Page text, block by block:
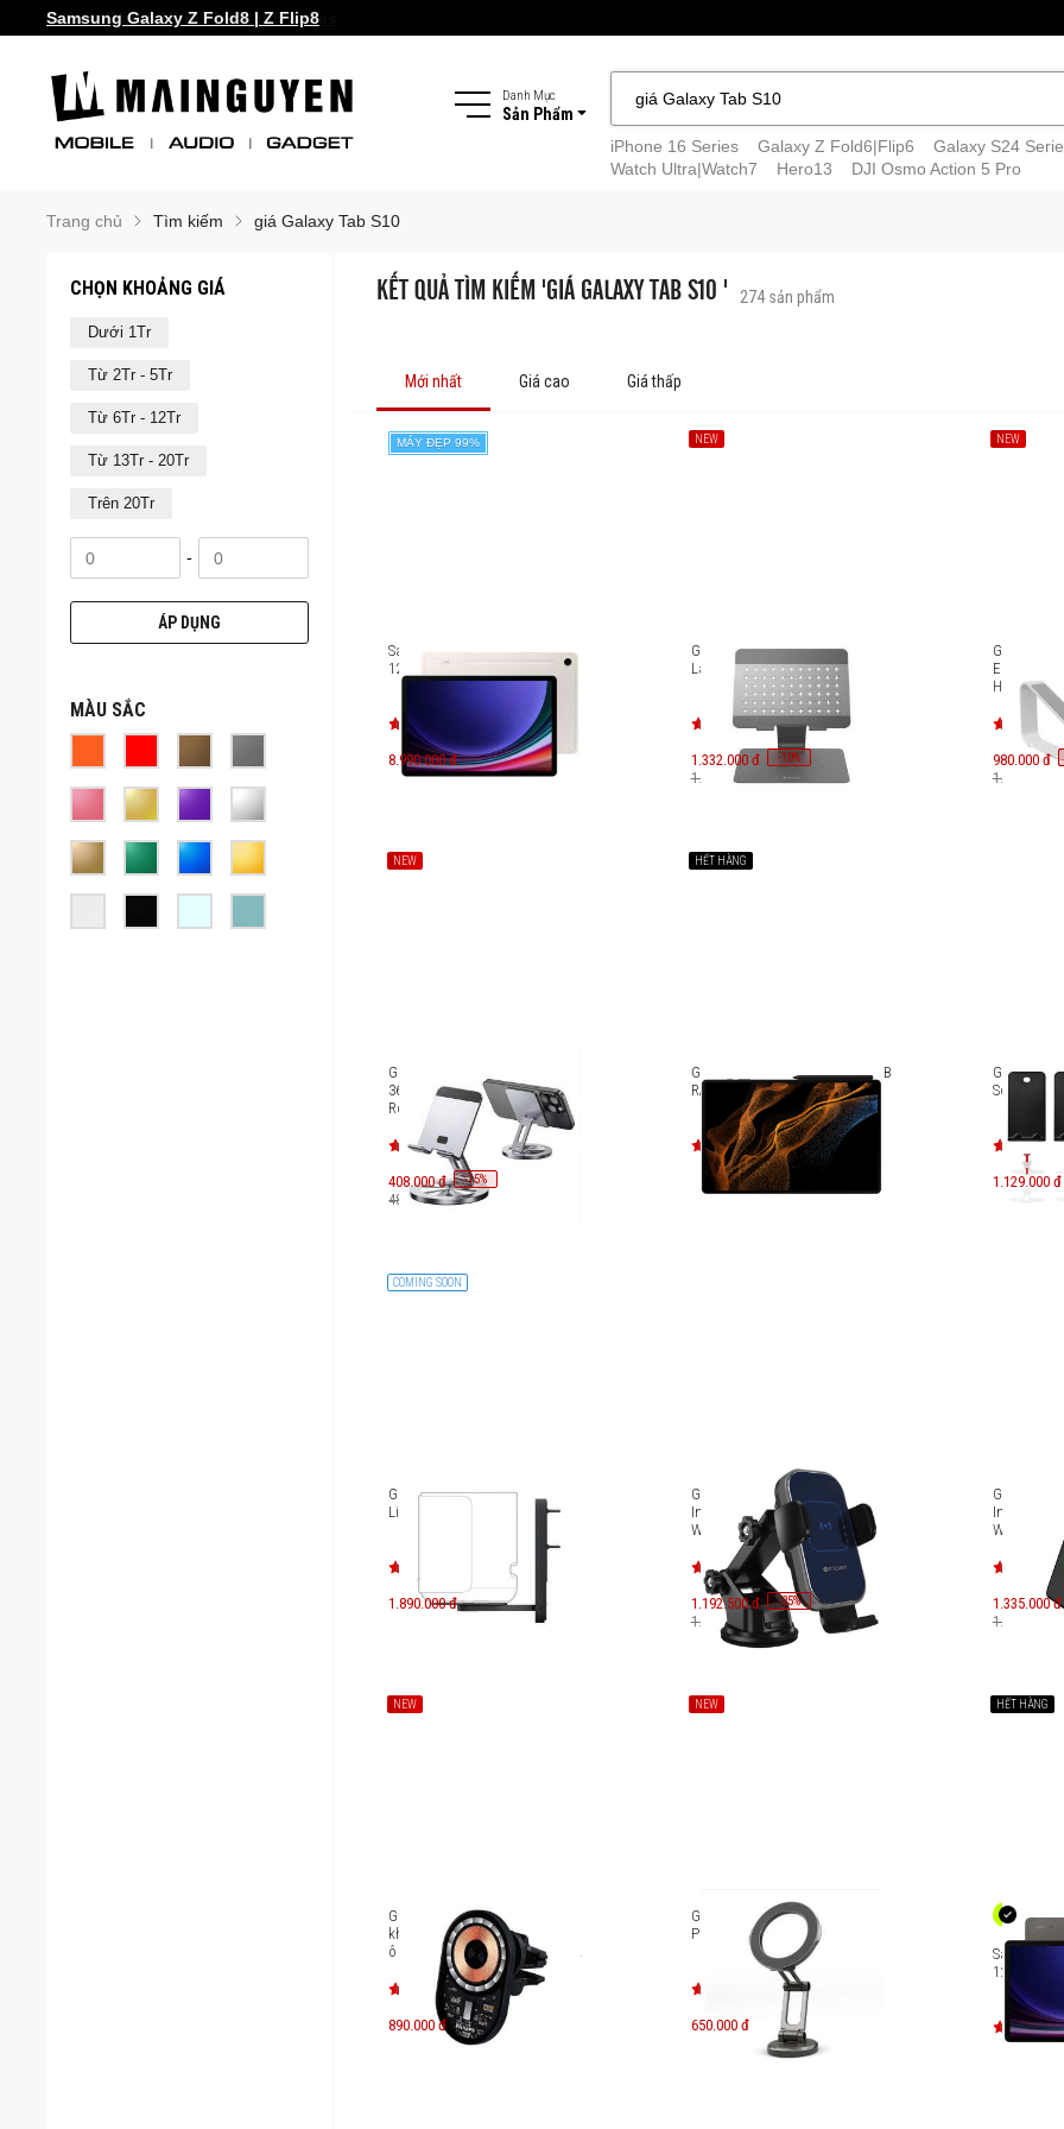
Samsung Galaxy Z Fold8 | Z Flip8
Danh Mục
Sản Phẩm
iPhone 16 Series
Galaxy Z Fold6|Flip6 Galaxy S24
Watch Ultra|Watch7
Hero13 DJI Osmo Action 5 Pro
Trang chủ Tìm kiếm giá Galaxy Tab S10
CHỌN KHOẢNG GIÁ
Dưới 1Tr
Từ 2Tr - 5Tr
Từ 6Tr - 12Tr
Từ 13Tr - 20Tr
Trên 20Tr
-
ÁP DỤNG
MÀU SẮC
KẾT QUẢ TÌM KIẾM 'GIÁ GALAXY TAB S10 ' 274 sản phẩm
Mới nhất Giá cao Giá thấp
MÁY ĐẸP 99%
Samsung Galaxy Tab S9 Wifi
128GB 8GB RAM SM-X710
8.990.000 đ
NEW
Giá đỡ HyperSpace Ergonomic
Laptop Stand HS1150
1.332.000 đ -10%
1.480.000 đ
NEW
Giá đỡ
Ergonomic
980.000 đ
1.090.000 đ
NEW
Giá đỡ cao cấp Innostyle xoay
360 FlexView Aluminum
Rotating Stand AS-S1
408.000 đ -15%
480.000 đ
HẾT HÀNG
Galaxy Tab S8 Ultra 128GB - 8GB
RAM
Giá đỡ gắn
Soundbar
1.129.000 đ
COMING SOON
Giá đỡ gắn tường loa Bose
Lifestyle Ultra Speaker
1.890.000 đ
Giá đỡ sạc không dây Mazer
Infinite.BOOST Air.Drive V2 15W
Wireless Car Mount M-NAW-
1.192.500 đ -25%
1.590.000 đ
Giá đỡ sạc
Wireless
1.335.000 đ
1.780.000 đ
NEW
Giá đỡ điện thoại tích hợp sạc
không dây Magnetic dùng trên
ô tô Philips Magnetic Wireless
Charger Car Mount DLP9719
890.000 đ
NEW
Giá đỡ điện thoại trên xe hơi
Philips DLK2415MB
650.000 đ
HẾT HÀNG
Samsung
128GB